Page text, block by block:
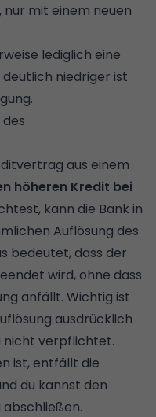
nur mit einem neuen
lediglich eine
niedriger ist
aus einem
höheren Kredit bei
kann die Bank in
Auflösung des
bedeutet, dass der
wird, ohne dass
anfällt. Wichtig ist
ausdrücklich
nicht verpflichtet.
ist, entfällt die
du kannst den